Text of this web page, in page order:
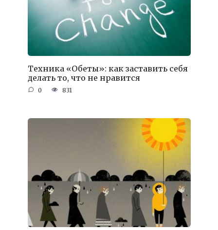
Техника «Обеты»: как заставить себя
делать то, что не нравится
0 831